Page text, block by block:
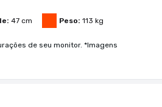
47cm Peso: 113 kg
de seu monitor. *Imagens